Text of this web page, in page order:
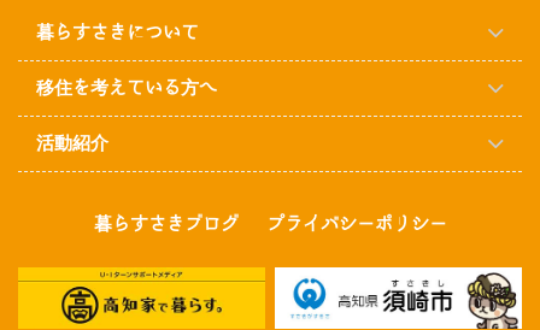
暮らすさきについて
移住を考えている方へ
活動紹介
暮らすさきブログ プライバシーポリシー